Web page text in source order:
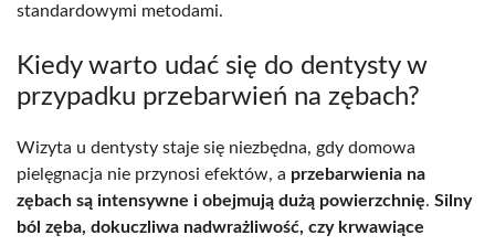
standardowymi metodami.
Kiedy warto udać się do dentysty w
przypadku przebarwień na zębach?
Wizyta u dentysty staje się niezbędna, gdy domowa
pielęgnacja nie przynosi efektów, a przebarwienia na
zębach są intensywne i obejmują dużą powierzchnię. Silny
ból zęba, dokuczliwa nadwrażliwość, czy krwawiące